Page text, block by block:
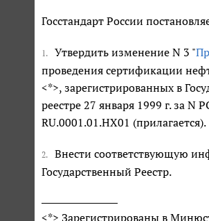
Госстандарт России
1. Утвердить изменение N 3 "
проведения сертификации
<*>, зарегистрированных в
реестре 27 января 1999 г. за N
RU.0001.01.HX01 (прилагается).
2.
Внести соответствующую
Государственный Реестр.
<*> Зарегистрированы в